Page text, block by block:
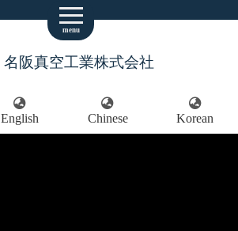
名阪真空工業株式会社
English Chinese Korean
menu